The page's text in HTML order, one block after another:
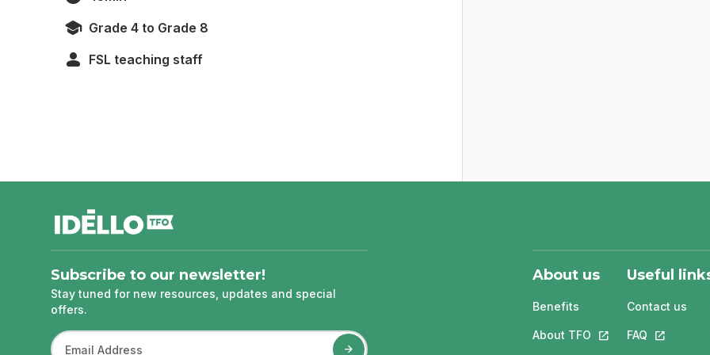
Grade 4 to Grade 8
FSL teaching staff
footer
Subscribe to our newsletter!
Stay tuned for new resources, updates and special
offers.
About us
Benefits
About TFO This link will open
Useful
Contact us
FAQ This link